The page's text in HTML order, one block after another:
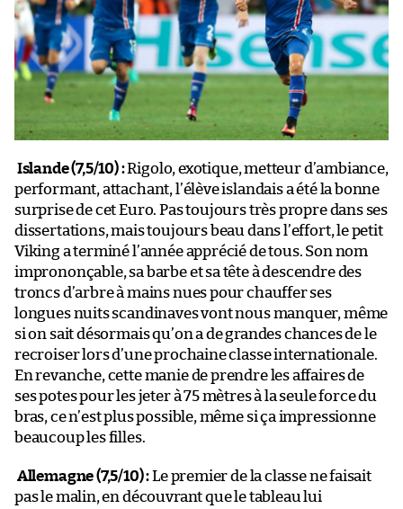
Islande (7,5/10) :Rigolo, exotique, metteur d’ambiance,
performant, attachant, l’élève islandais a été la bonne
surprise de cet Euro. Pas toujours très propre dans ses
dissertations, mais toujours beau dans l’effort, le petit
Viking a terminé l’année apprécié de tous. Son nom
imprononçable, sa barbe et sa tête à descendre des
troncs d’arbre à mains nues pour chauffer ses
longues nuits scandinaves vont nous manquer, même
si on sait désormais qu’on a de grandes chances de le
recroiser lors d’une prochaine classe internationale.
En revanche, cette manie de prendre les affaires de
ses potes pour les jeter à 75 mètres à la seule force du
bras, ce n’est plus possible, même si ça impressionne
beaucoup les filles.
Allemagne (7,5/10) :Le premier de la classe ne faisait
pas le malin, en découvrant que le tableau lui